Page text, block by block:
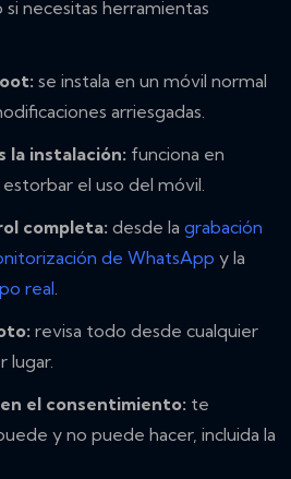
necesitas herramientas
se instala en un móvil normal
arriesgadas.
la instalación: funciona en
el uso del móvil.
completa: desde la grabación
de WhatsApp y la
real.
revisa todo desde cualquier
lugar.
el consentimiento: te
y no puede hacer, incluida la